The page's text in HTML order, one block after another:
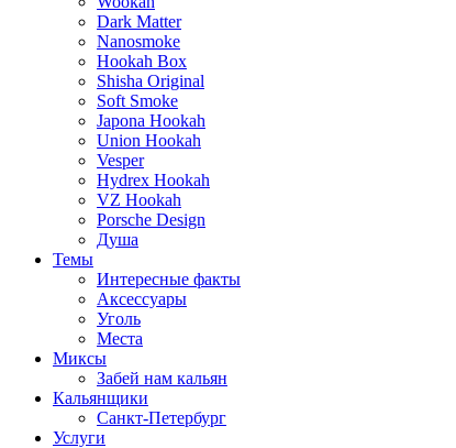
Dark Matter
Nanosmoke
Hookah Box
Shisha Original
Soft Smoke
Japona Hookah
Union Hookah
Vesper
Hydrex Hookah
VZ Hookah
Porsche Design
Душа
Темы
Интересные факты
Аксессуары
Уголь
Места
Миксы
Забей нам кальян
Кальянщики
Санкт-Петербург
Услуги